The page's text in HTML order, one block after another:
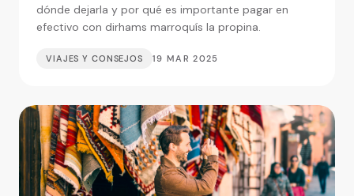
dónde dejarla y por qué es importante pagar en
efectivo con dirhams marroquís la propina.
VIAJES Y CONSEJOS 19 MAR 2025